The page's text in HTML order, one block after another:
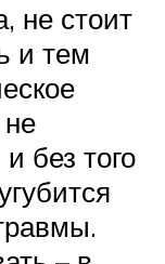
не стоит
и тем
без того